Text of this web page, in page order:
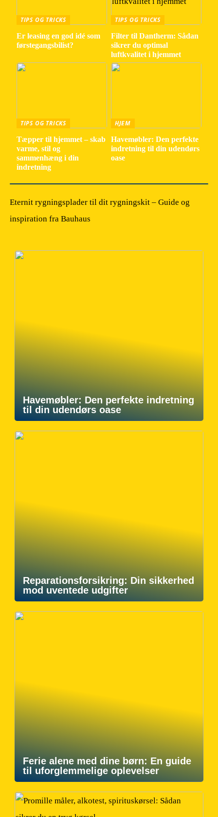
TIPS OG TRICKS
Er leasing en god idé som
førstegangsbilist?
TIPS OG TRICKS
Filter til Dantherm: Sådan
sikrer du optimal
luftkvalitet i hjemmet
TIPS OG TRICKS
Tæpper til hjemmet – skab
varme, stil og
sammenhæng i din
indretning
HJEM
Havemøbler: Den perfekte
indretning til din udendørs
oase
Eternit rygningsplader til dit rygningskit – Guide og
inspiration fra Bauhaus
Havemøbler: Den perfekte indretning
til din udendørs oase
Reparationsforsikring: Din sikkerhed
mod uventede udgifter
Ferie alene med dine børn: En guide
til uforglemmelige oplevelser